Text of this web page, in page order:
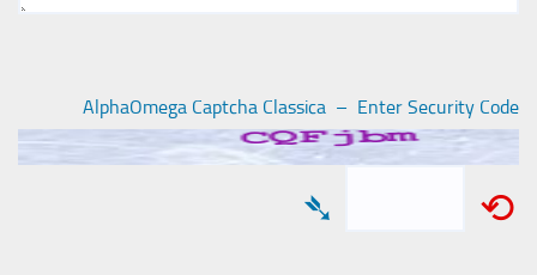
AlphaOmega Captcha Classica – Enter Security Code
⟲
➴